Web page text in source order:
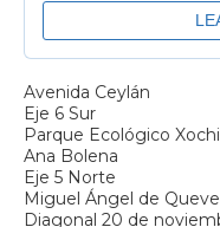
Avenida Ceylán
Eje 6 Sur
Parque Ecológico
Ana Bolena
Eje 5 Norte
Miguel Ángel de
Diagonal 20 de